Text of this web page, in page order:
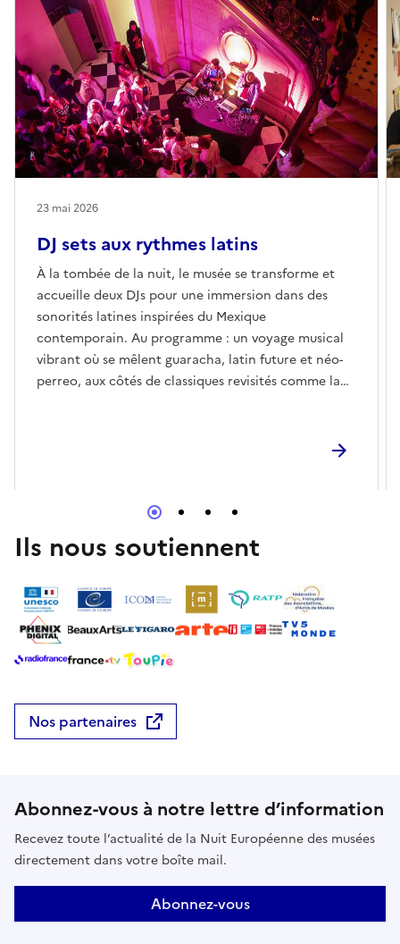
DJ sets aux rythmes latins
À la tombée de la nuit, le musée se transforme et
accueille deux DJs pour une immersion dans des
sonorités latines inspirées du Mexique
contemporain. Au programme : un voyage musical
vibrant où se mêlent guaracha, latin future et néo-
perreo, aux côtés de classiques revisités comme la
#Mexique #MuseeRodin #RodinMuseum
23 mai 2026
Ils nous soutiennent
Nos partenaires
Abonnez-vous à notre lettre d’information
Recevez toute l’actualité de la Nuit Européenne des musées
directement dans votre boîte mail.
Abonnez-vous